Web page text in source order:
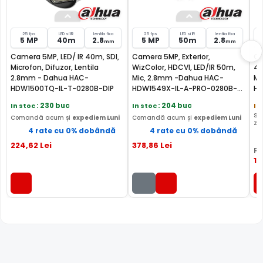
INFRAROSU INTELIGENT (Smart IR)
In general, camerele de supraveghere video cu infrarosu,
au ca specificatie distanta maxima aproximativa la care
"bate" iluminatorul in infrarosu, insa daca o persoana se
afla la o distanta mult mai mica decat aceasta, exista
riscul ca imaginea sa fie suprasaturata (foarte alba).
Astfel, pentru a elimina acesta situatie, camera de
S2, este dotata cu functia Infrarosu Inteligent (Smart IR).
25 fps
5 MP
LED si IR
40m
lentila fixa
2.8mm
Camera 5MP, LED/ IR 40m, SDI,
Microfon, Difuzor, Lentila
2.8mm - Dahua HAC-
HDW1500TQ-IL-T-0280B-DIP
In stoc: 230 buc
Comandă acum și expediem Luni
4 rate cu 0% dobândă
224,62 Lei
25 fps
5 MP
LED si IR
50m
lentila fixa
2.8mm
Camera 5MP, Exterior,
WizColor, HDCVI, LED/IR 50m,
Mic, 2.8mm -Dahua HAC-
HDW1549X-IL-A-PRO-0280B-
In stoc: 204 buc
Comandă acum și expediem Luni
4 rate cu 0% dobândă
378,86 Lei
In